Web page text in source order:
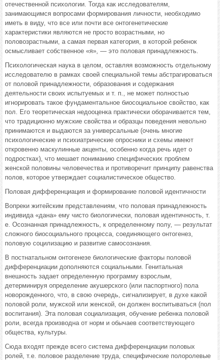
отечественной психологии. Тогда как исследова­телям,
занимающимся вопросами формирования личности, необходимо
иметь в виду, что все или почти все онтогенетические
характеристики являются не просто возрастными, но
половозрастными, а самая первая категория, в которой ребенок
осмысливает собственное «я», — это поло­вая принадлежность.
Психологическая наука в целом, оставляя возможность отдельному
исследователю в рамках своей специальной темы абстрагироваться
от половой принадлежности, образования и содержания
деятельности своих испытуемых и т. п., не может полностью
игнорировать такое фундамен­тальное биосоциальное свойство, как
пол. Его теоретическая недооцен­ка практически оборачивается тем,
что традиционно мужские свойства и образцы поведения невольно
принимаются и выдаются за универсаль­ные (очень многие
психологические и психиатрические опросники и схе­мы имеют
откровенно маскулинные акценты, особенно когда речь идет о
подростках), что мешает пониманию специфических проблем
женской половины человечества и противоречит принципу равенства
полов, кото­рое утверждает социалистическое общество.
Половая дифференциация и формирование половой идентичности
Вопреки житейским представлениям, что половая принадлежность
индивида «дана» ему чисто биологически, половая идентичность, т.
е. Осознанная принадлежность, к определенному полу, — результат
слож­ного биосоциального процесса, соединяющего онтогенез,
половую социлизацию и развитие самосознания.
В постнатальном онтогенезе биологические факторы половой
диффе­ренциации дополняются социальными. Генитальная
внешность задает определенную программу взрослым,
детерминируя определение акушер­ского (или паспортного) пола
новорожденного, что, в свою очередь, сиг­нализирует, в духе какой
половой роли, мужской или женской, он дол­жен воспитываться (пол
воспитания). Эта половая социализация, обуче­ние ребенка половой
роли, всегда производна от норм и обычаев соот­ветствующего
общества, культуры.
Сюда входят прежде всего система дифференциации половых
ролей, т.е. половое разделение труда, специфические полоролевые